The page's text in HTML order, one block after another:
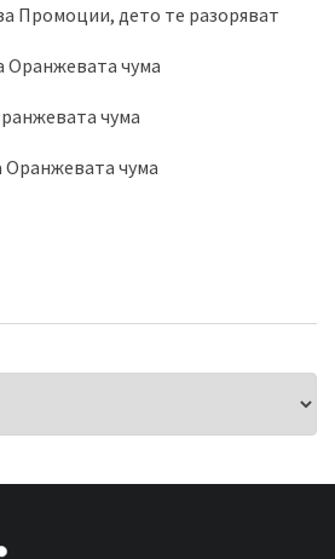
Промоции, дето те разоряват
Оранжевата чума
чума
Оранжевата чума